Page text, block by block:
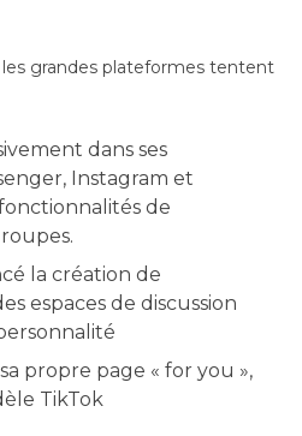
grandes plateformes tentent
dans ses
Instagram et
de
la création de
espaces de discussion
propre page « for you »,
TikTok